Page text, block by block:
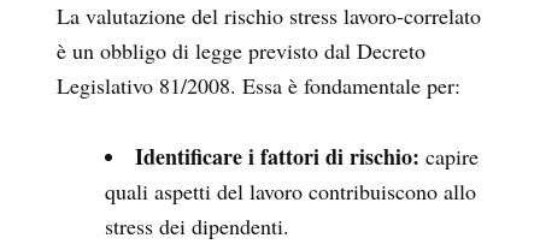
La valutazione del rischio stress lavoro-correlato
è un obbligo di legge previsto dal Decreto
Legislativo 81/2008. Essa è fondamentale per:
Identificare i fattori di rischio: capire
quali aspetti del lavoro contribuiscono allo
stress dei dipendenti.